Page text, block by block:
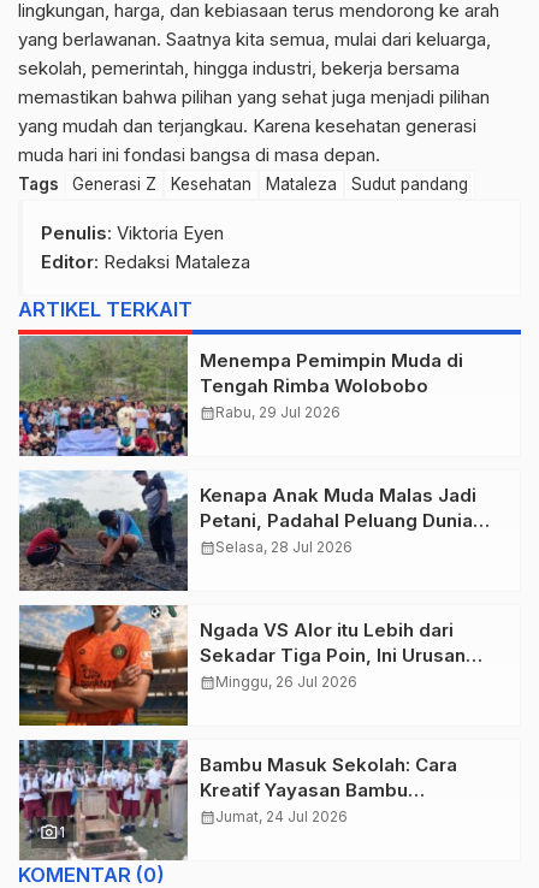
lingkungan, harga, dan kebiasaan terus mendorong ke arah
yang berlawanan. Saatnya kita semua, mulai dari keluarga,
sekolah, pemerintah, hingga industri, bekerja bersama
memastikan bahwa pilihan yang sehat juga menjadi pilihan
yang mudah dan terjangkau. Karena kesehatan generasi
muda hari ini fondasi bangsa di masa depan.
Tags Generasi Z Kesehatan Mataleza Sudut pandang
Penulis: Viktoria Eyen
Editor: Redaksi Mataleza
ARTIKEL TERKAIT
Menempa Pemimpin Muda di
Tengah Rimba Wolobobo
calendar_monthRabu, 29 Jul 2026
Kenapa Anak Muda Malas Jadi
Petani, Padahal Peluang Dunia
Pertanian Menjanjikan?
calendar_monthSelasa, 28 Jul 2026
Ngada VS Alor itu Lebih dari
Sekadar Tiga Poin, Ini Urusan
Harga Diri!
calendar_monthMinggu, 26 Jul 2026
photo_camera1
Bambu Masuk Sekolah: Cara
Kreatif Yayasan Bambu
Lingkungan Lestari Rayakan Hari
calendar_monthJumat, 24 Jul 2026
KOMENTAR (0)